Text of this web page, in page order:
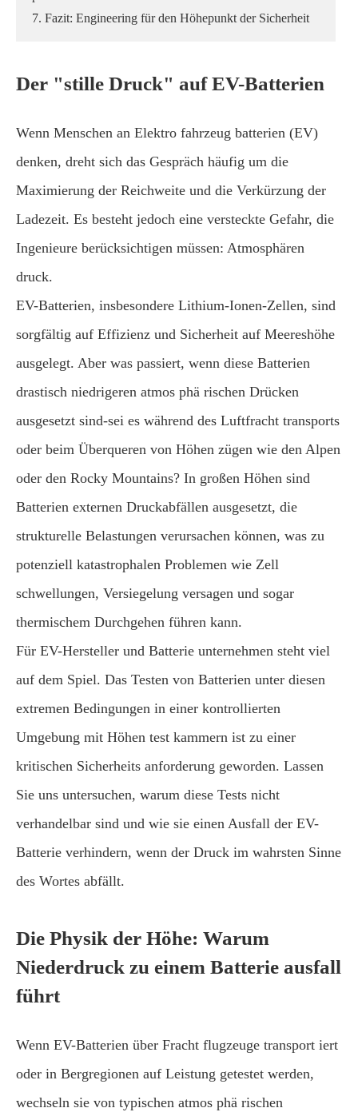
7. Fazit: Engineering für den Höhepunkt der Sicherheit
Der "stille Druck" auf EV-Batterien
Wenn Menschen an Elektro fahrzeug batterien (EV)
denken, dreht sich das Gespräch häufig um die
Maximierung der Reichweite und die Verkürzung der
Ladezeit. Es besteht jedoch eine versteckte Gefahr, die
Ingenieure berücksichtigen müssen: Atmosphären
druck.
EV-Batterien, insbesondere Lithium-Ionen-Zellen, sind
sorgfältig auf Effizienz und Sicherheit auf Meereshöhe
ausgelegt. Aber was passiert, wenn diese Batterien
drastisch niedrigeren atmos phä rischen Drücken
ausgesetzt sind-sei es während des Luftfracht transports
oder beim Überqueren von Höhen zügen wie den Alpen
oder den Rocky Mountains? In großen Höhen sind
Batterien externen Druckabfällen ausgesetzt, die
strukturelle Belastungen verursachen können, was zu
potenziell katastrophalen Problemen wie Zell
schwellungen, Versiegelung versagen und sogar
thermischem Durchgehen führen kann.
Für EV-Hersteller und Batterie unternehmen steht viel
auf dem Spiel. Das Testen von Batterien unter diesen
extremen Bedingungen in einer kontrollierten
Umgebung mit Höhen test kammern ist zu einer
kritischen Sicherheits anforderung geworden. Lassen
Sie uns untersuchen, warum diese Tests nicht
verhandelbar sind und wie sie einen Ausfall der EV-
Batterie verhindern, wenn der Druck im wahrsten Sinne
des Wortes abfällt.
Die Physik der Höhe: Warum
Niederdruck zu einem Batterie ausfall
führt
Wenn EV-Batterien über Fracht flugzeuge transport iert
oder in Bergregionen auf Leistung getestet werden,
wechseln sie von typischen atmos phä rischen